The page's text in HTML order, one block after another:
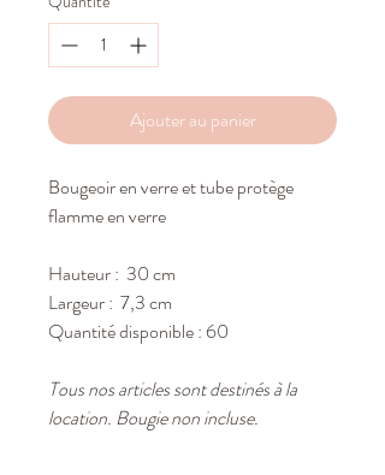
Ajouter au panier
Bougeoir en verre et tube protège
flamme en verre
Hauteur : 30 cm
Largeur : 7,3 cm
Quantité disponible : 60
Tous nos articles sont destinés à la
location. Bougie non incluse.